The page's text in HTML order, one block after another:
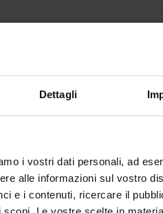
Dettagli
i vostri dati personali, ad
alle informazioni sul vostro
e i contenuti, ricercare il
Commissione giudicatrice
all'Albo il 12/09/2025
IT | 217Kb